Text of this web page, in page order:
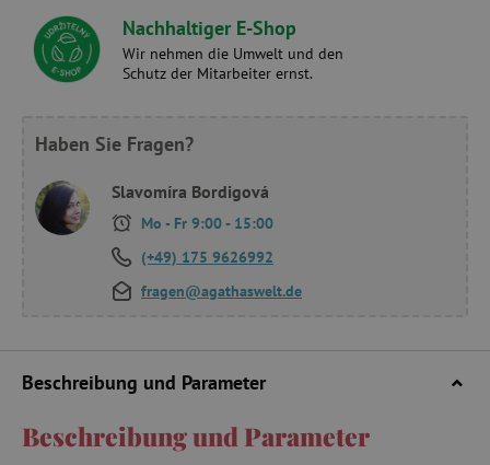
Nachhaltiger E-Shop
Wir nehmen die Umwelt und den
Schutz der Mitarbeiter ernst.
Haben Sie Fragen?
Slavomíra Bordigová
Mo - Fr 9:00 - 15:00
(+49) 175 9626992
fragen@agathaswelt.de
Beschreibung und Parameter
Beschreibung und Parameter